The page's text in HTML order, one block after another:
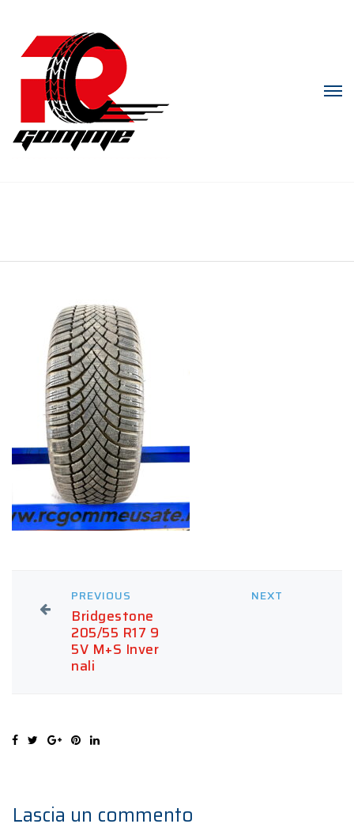
PREVIOUS
Bridgestone
205/55 R17 9
5V M+S Inver
nali
NEXT
Lascia un commento